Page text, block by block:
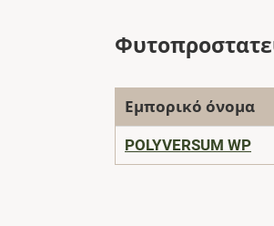
Εμπορικό όνομα
POLYVERSUM WP